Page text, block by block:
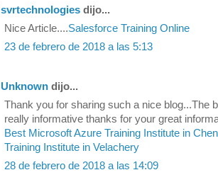
svrtechnologies dijo...
Nice Article....Salesforce Training Online
23 de febrero de 2018 a las 5:13
Unknown dijo...
Thank you for sharing such a nice blog...The
really informative thanks for your great
Best Microsoft Azure Training Institute in
Training Institute in Velachery
28 de febrero de 2018 a las 14:09